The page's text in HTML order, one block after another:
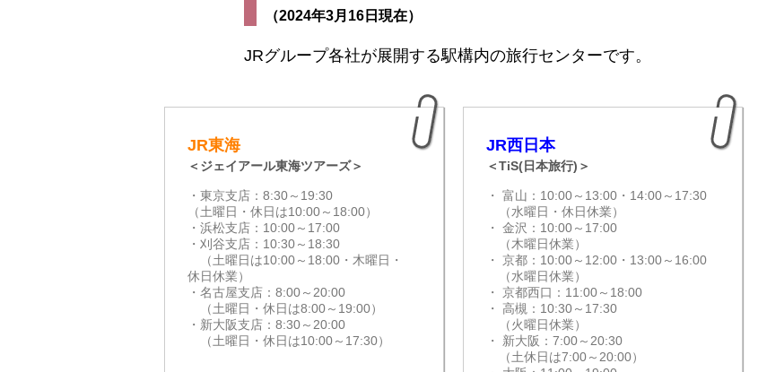
（2024年3月16日現在）
JRグループ各社が展開する駅構内の旅行センターです。
JR東海
＜ジェイアール東海ツアーズ＞
・東京支店：8:30～19:30
（土曜日・休日は10:00～18:00）
・浜松支店：10:00～17:00
・刈谷支店：10:30～18:30
（土曜日は10:00～18:00・木曜日・
休日休業）
・名古屋支店：8:00～20:00
（土曜日・休日は8:00～19:00）
・新大阪支店：8:30～20:00
（土曜日・休日は10:00～17:30）
JR西日本
＜TiS(日本旅行)＞
・ 富山：10:00～13:00・14:00～17:30
（水曜日・休日休業）
・ 金沢：10:00～17:00
（木曜日休業）
・ 京都：10:00～12:00・13:00～16:00
（水曜日休業）
・ 京都西口：11:00～18:00
・ 高槻：10:30～17:30
（火曜日休業）
・ 新大阪：7:00～20:30
（土休日は7:00～20:00）